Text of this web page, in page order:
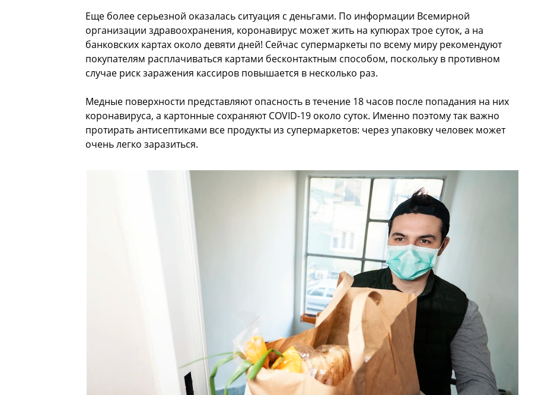
Еще более серьезной оказалась ситуация с деньгами. По информации Всемирной
организации здравоохранения, коронавирус может жить на купюрах трое суток, а на
банковских картах около девяти дней! Сейчас супермаркеты по всему миру рекомендуют
покупателям расплачиваться картами бесконтактным способом, поскольку в противном
случае риск заражения кассиров повышается в несколько раз.
Медные поверхности представляют опасность в течение 18 часов после попадания на них
коронавируса, а картонные сохраняют COVID-19 около суток. Именно поэтому так важно
протирать антисептиками все продукты из супермаркетов: через упаковку человек может
очень легко заразиться.